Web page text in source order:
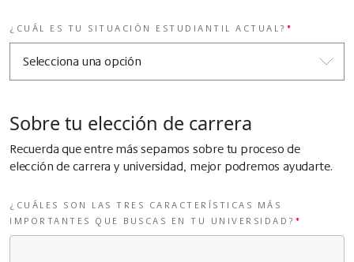
¿CUÁL ES TU SITUACIÓN ESTUDIANTIL ACTUAL? *
Sobre tu elección de carrera
Recuerda que entre más sepamos sobre tu proceso de
elección de carrera y universidad, mejor podremos ayudarte.
¿CUÁLES SON LAS TRES CARACTERÍSTICAS MÁS
IMPORTANTES QUE BUSCAS EN TU UNIVERSIDAD? *